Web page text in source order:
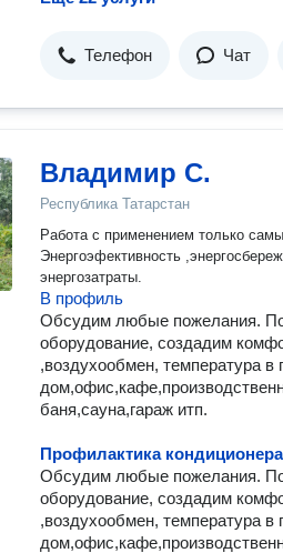
Телефон Чат
Владимир С.
Республика Татарстан
Работа с применением только самых передовых технологий.
Энергоэфективность
энергозатраты.
В профиль
Обсудим любые пожелания.
оборудование, создадим
,воздухообмен, температура в
баня,сауна,гараж итп.
Профилактика кондиционера
Обсудим любые пожелания.
оборудование, создадим
,воздухообмен, температура в